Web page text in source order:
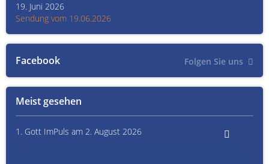
Meist gesehen
1. Gott ImPuls am 2. August 2026
Facebook Folgen Sie uns
19. Juni 2026
Sendung vom 19.06.2026